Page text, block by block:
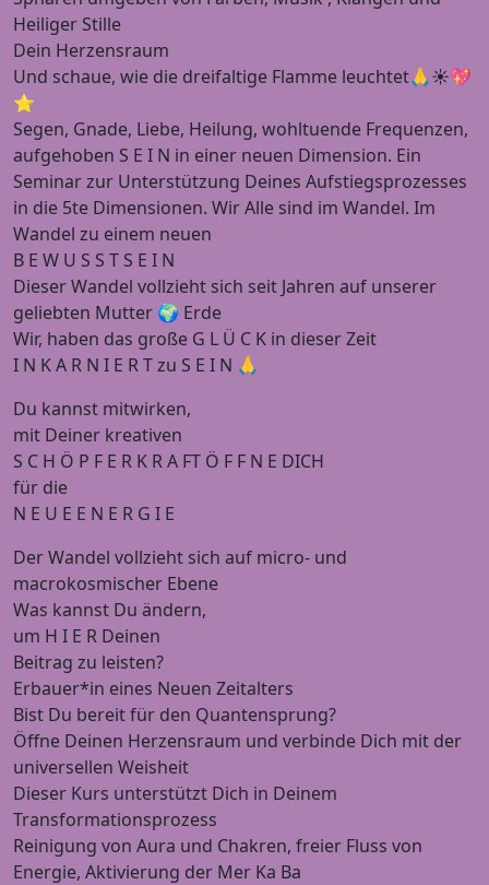
Heiliger Stille
Dein Herzensraum
Und schaue, wie die dreifaltige Flamme leuchtet🙏☀️💖
⭐️
Segen, Gnade, Liebe, Heilung, wohltuende Frequenzen,
aufgehoben S E I N in einer neuen Dimension. Ein
Seminar zur Unterstützung Deines Aufstiegsprozesses
in die 5te Dimensionen. Wir Alle sind im Wandel. Im
Wandel zu einem neuen
B E W U S S T S E I N
Dieser Wandel vollzieht sich seit Jahren auf unserer
geliebten Mutter 🌍 Erde
Wir, haben das große G L Ü C K in dieser Zeit
I N K A R N I E R T zu S E I N 🙏
Du kannst mitwirken,
mit Deiner kreativen
S C H Ö P F E R K R A FT Ö F F N E DICH
für die
N E U E E N E R G I E
Der Wandel vollzieht sich auf micro- und
macrokosmischer Ebene
Was kannst Du ändern,
um H I E R Deinen
Beitrag zu leisten?
Erbauer*in eines Neuen Zeitalters
Bist Du bereit für den Quantensprung?
Öffne Deinen Herzensraum und verbinde Dich mit der
universellen Weisheit
Dieser Kurs unterstützt Dich in Deinem
Transformationsprozess
Reinigung von Aura und Chakren, freier Fluss von
Energie, Aktivierung der Mer Ka Ba